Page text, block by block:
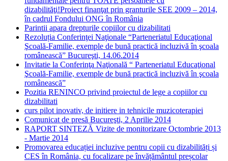
dizabilităţi!Proiect finanţat prin granturile SEE 2009 – 2014,
în cadrul Fondului ONG în România
Parintii apara drepturile copiilor cu dizabilitati
Rezoluția Conferinţei Naţionale “Parteneriatul Educaţional
Şcoală-Familie, exemple de bună practică incluzivă în şcoala
românească” Bucureşti, 14.06.2014
Invitatie la Conferinţa Naţională “ Parteneriatul Educaţional
Şcoală-Familie, exemple de bună practică incluzivă în şcoala
românească”
Pozitia RENINCO privind proiectul de lege a copiilor cu
dizabilitati
curs pilot inovativ, de initiere in tehnicile muzicoterapiei
Comunicat de presă Bucureşti, 2 Aprilie 2014
RAPORT SINTEZĂ Vizite de monitorizare Octombrie 2013
- Martie 2014
Promovarea educației incluzive pentru copii cu dizabilități și
CES în România, cu focalizare pe învățământul preșcolar